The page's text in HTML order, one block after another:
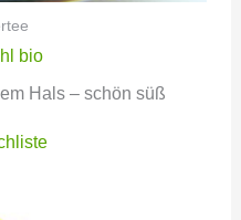
bio
Hals – schön süß